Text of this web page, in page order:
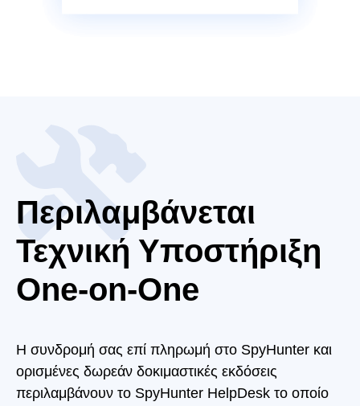
Περιλαμβάνεται
Τεχνική Υποστήριξη
One-on-One
Η συνδρομή σας επί πληρωμή στο SpyHunter και
ορισμένες δωρεάν δοκιμαστικές εκδόσεις
περιλαμβάνουν το SpyHunter HelpDesk το οποίο